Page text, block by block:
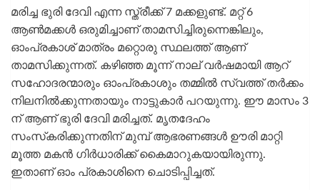
മരിച്ച ഭുരി ദേവി എന്ന സ്ത്രീക്ക് 7 മക്കളുണ്ട്. മറ്റ് 6
ആൺമക്കൾ ഒരുമിച്ചാണ് താമസിച്ചിരുന്നെങ്കിലും,
ഓംപ്രകാശ് മാത്രം മറ്റൊരു സ്ഥലത്ത് ആണ്
താമസിക്കുന്നത്. കഴിഞ്ഞ മൂന്ന് നാല് വർഷമായി ആറ്
സഹോദരന്മാരും ഓംപ്രകാശും തമ്മിൽ സ്വത്ത് തർക്കം
നിലനിൽക്കുന്നതായും നാട്ടുകാർ പറയുന്നു. ഈ മാസം 3
ന് ആണ് ഭുരി ദേവി മരിച്ചത്. മൃതദേഹം
സംസ്‌കരിക്കുന്നതിന് മുമ്പ് ആഭരണങ്ങൾ ഊരി മാറ്റി
മൂത്ത മകൻ ഗിർധാരിക്ക് കൈമാറുകയായിരുന്നു.
ഇതാണ് ഓം പ്രകാശിനെ ചൊടിപ്പിച്ചത്.